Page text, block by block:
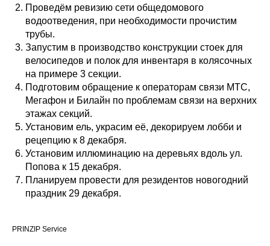
Проведём ревизию сети общедомового
водоотведения, при необходимости прочистим
трубы.
Запустим в производство конструкции стоек для
велосипедов и полок для инвентаря в колясочных
на примере 3 секции.
Подготовим обращение к операторам связи МТС,
Мегафон и Билайн по проблемам связи на верхних
этажах секций.
Установим ель, украсим её, декорируем лобби и
рецепцию к 8 декабря.
Установим иллюминацию на деревьях вдоль ул.
Попова к 15 декабря.
Планируем провести для резидентов новогодний
праздник 29 декабря.
PRINZIP Service